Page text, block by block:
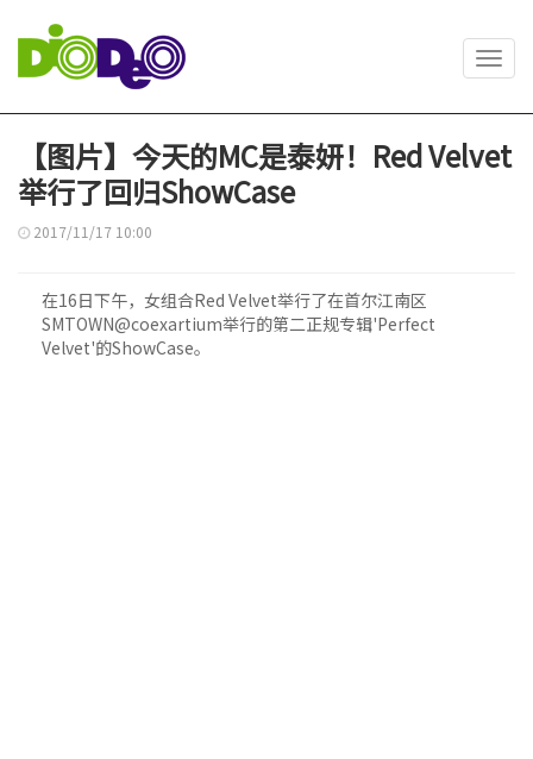
【图片】今天的MC是泰妍！Red Velvet
举行了回归ShowCase
2017/11/17 10:00
在16日下午，女组合Red Velvet举行了在首尔江南区
SMTOWN@coexartium举行的第二正规专辑'Perfect
Velvet'的ShowCase。